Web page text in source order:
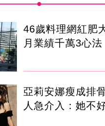
46歲料理網紅肥
月業績千萬3心法
亞莉安娜瘦成排
人急介入：她不